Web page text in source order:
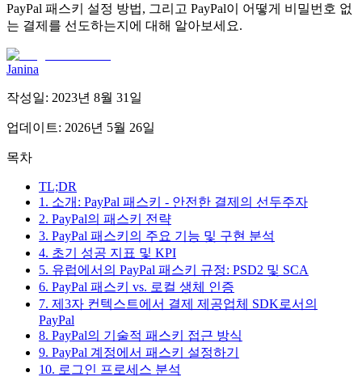
PayPal 패스키 설정 방법, 그리고 PayPal이 어떻게 비밀번호 없
는 결제를 선도하는지에 대해 알아보세요.
Janina
작성일: 2023년 8월 31일
업데이트: 2026년 5월 26일
목차
TL;DR
1. 소개: PayPal 패스키 - 안전한 결제의 선두주자
2. PayPal의 패스키 전략
3. PayPal 패스키의 주요 기능 및 구현 분석
4. 초기 성공 지표 및 KPI
5. 유럽에서의 PayPal 패스키 규정: PSD2 및 SCA
6. PayPal 패스키 vs. 로컬 생체 인증
7. 제3자 컨텍스트에서 결제 제공업체 SDK로서의
PayPal
8. PayPal의 기술적 패스키 접근 방식
9. PayPal 계정에서 패스키 설정하기
10. 로그인 프로세스 분석